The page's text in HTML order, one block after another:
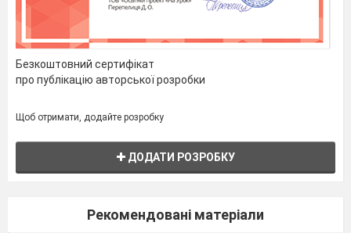
Безкоштовний сертифікат
про публікацію авторської розробки
Щоб отримати, додайте розробку
ДОДАТИ РОЗРОБКУ
Рекомендовані матеріали